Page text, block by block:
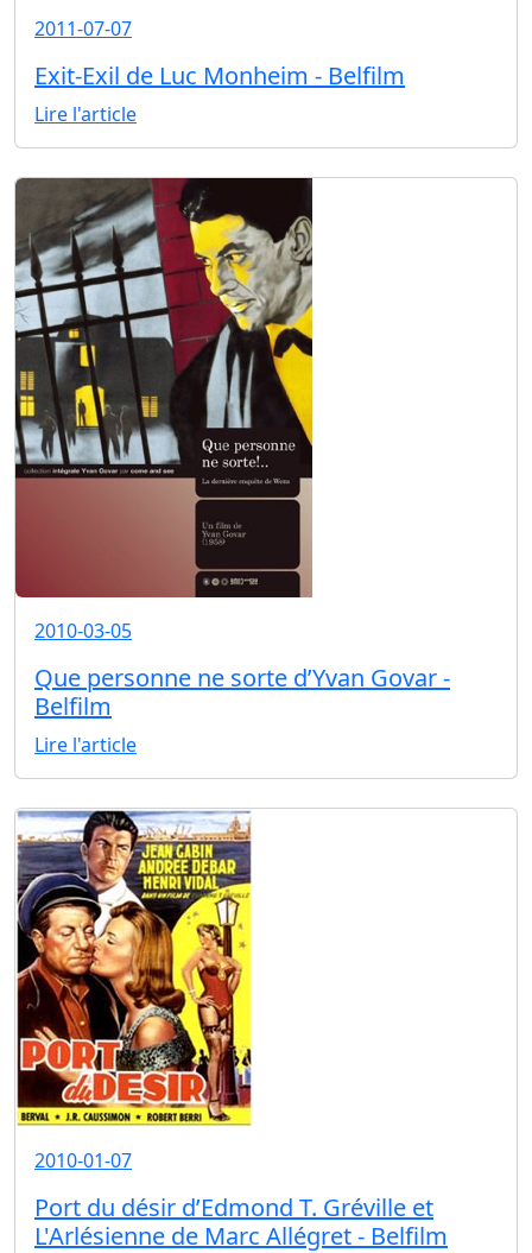
2011-07-07
Exit-Exil de Luc Monheim - Belfilm
Lire l'article
2010-03-05
Que personne ne sorte d’Yvan Govar -
Belfilm
Lire l'article
2010-01-07
Port du désir d’Edmond T. Gréville et
L'Arlésienne de Marc Allégret - Belfilm